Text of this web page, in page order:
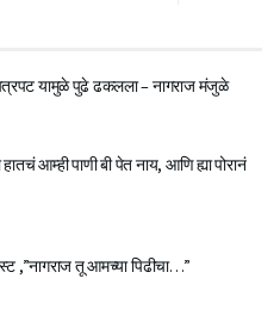
यामुळे पुढे ढकलला – नागराज मंजुळे
आम्ही पाणी बी पेत नाय, आणि ह्या पोरानं
,”नागराज तू आमच्या पिढीचा…”